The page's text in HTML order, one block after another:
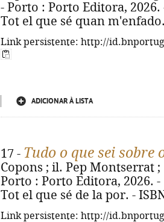
- Porto : Porto Editora,
Tot el que sé quan
Link persistente: http://
ADICIONAR À LISTA
17 - Tudo o que sei sobre
Copons ; il. Pep Montserrat ;
Porto : Porto Editora, 2026.
Tot el que sé de la por. -
Link persistente: http://